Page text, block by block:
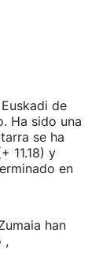
de
Ha sido una
se ha
11.18) y
en
han
,